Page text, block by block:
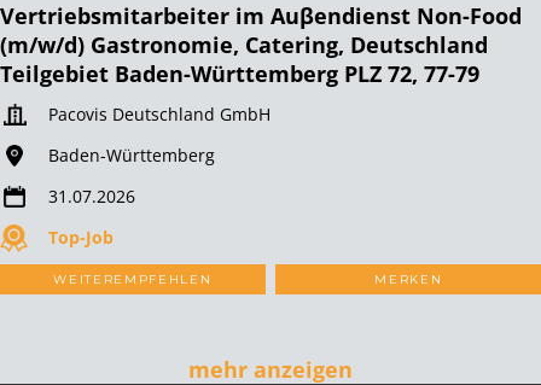
Vertriebsmitarbeiter im Auβendienst Non-Food
(m/w/d) Gastronomie, Catering, Deutschland
Teilgebiet Baden-Württemberg PLZ 72, 77-79
Pacovis Deutschland GmbH
Baden-Württemberg
31.07.2026
Top-Job
WEITEREMPFEHLEN MERKEN
mehr anzeigen